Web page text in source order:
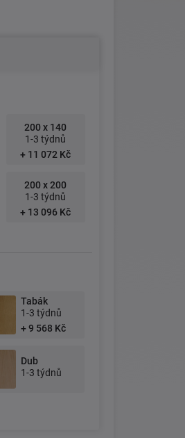
200 x 140
1-3 týdnů
+ 11 072 Kč
200 x 200
1-3 týdnů
+ 13 096 Kč
Tabák
1-3 týdnů
+ 9 568 Kč
Dub
1-3 týdnů